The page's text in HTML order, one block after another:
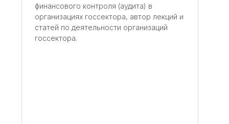
финансового контроля (аудита) в
организациях госсектора, автор лекций и
статей по деятельности организаций
госсектора.